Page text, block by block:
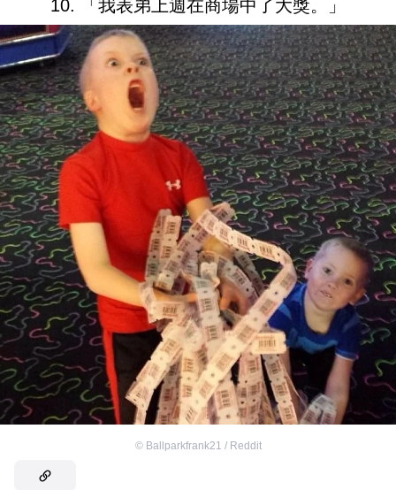
10. 「我表弟上週在商場中了大獎。」
© Ballparkfrank21 / Reddit